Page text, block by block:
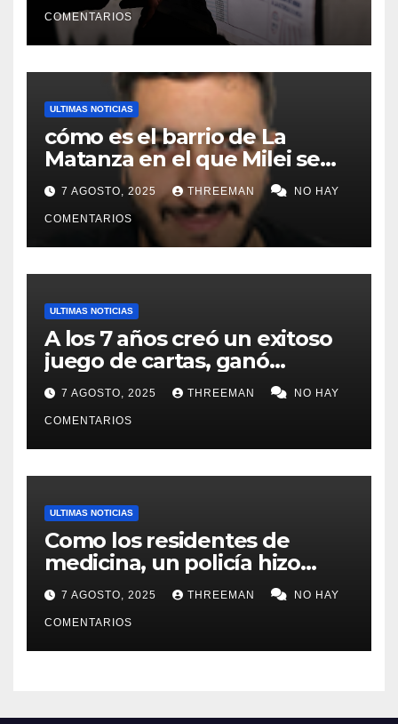
COMENTARIOS
ULTIMAS NOTICIAS
cómo es el barrio de La
Matanza en el que Milei se
sacó la foto de lanzamiento
de campaña en provincia de
Buenos Aires
7 AGOSTO, 2025 THREEMAN NO HAY
COMENTARIOS
ULTIMAS NOTICIAS
A los 7 años creó un exitoso
juego de cartas, ganó
millones y ahora vendió la
idea para cumplir su sueño
7 AGOSTO, 2025 THREEMAN NO HAY
COMENTARIOS
ULTIMAS NOTICIAS
Como los residentes de
medicina, un policía hizo
trampa en un examen para
obtener un ascenso en Santa
Fe y fue suspendido
7 AGOSTO, 2025 THREEMAN NO HAY
COMENTARIOS